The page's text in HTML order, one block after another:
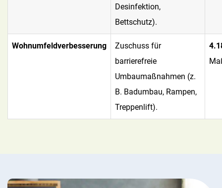
Desinfektion,
Bettschutz).
Wohnumfeldverbesserung
Zuschuss für
barrierefreie
Umbaumaßnahmen (z.
B. Badumbau, Rampen,
Treppenlift).